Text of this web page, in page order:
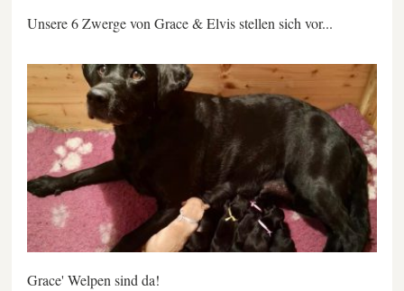
Unsere 6 Zwerge von Grace & Elvis stellen sich vor...
Grace' Welpen sind da!